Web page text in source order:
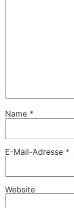
Name *
E-Mail-Adresse *
Website